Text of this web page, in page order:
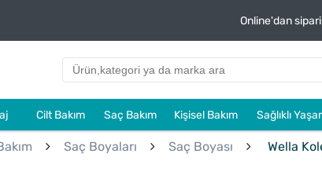
Online'dan
Cilt Bakım Saç Bakım Kişisel Bakım Sağlıklı
Saç Boyaları Saç Boyası Wella